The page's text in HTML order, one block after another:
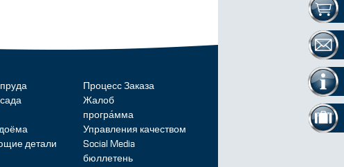
детали
Процесс Заказа
Жалоб
програ́мма
Управления качеством
Social Media
бюллетень